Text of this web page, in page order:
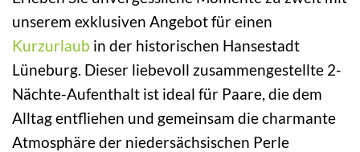
unserem exklusiven Angebot für einen
Kurzurlaub in der historischen Hansestadt
Lüneburg. Dieser liebevoll zusammengestellte 2-
Nächte-Aufenthalt ist ideal für Paare, die dem
Alltag entfliehen und gemeinsam die charmante
Atmosphäre der niedersächsischen Perle